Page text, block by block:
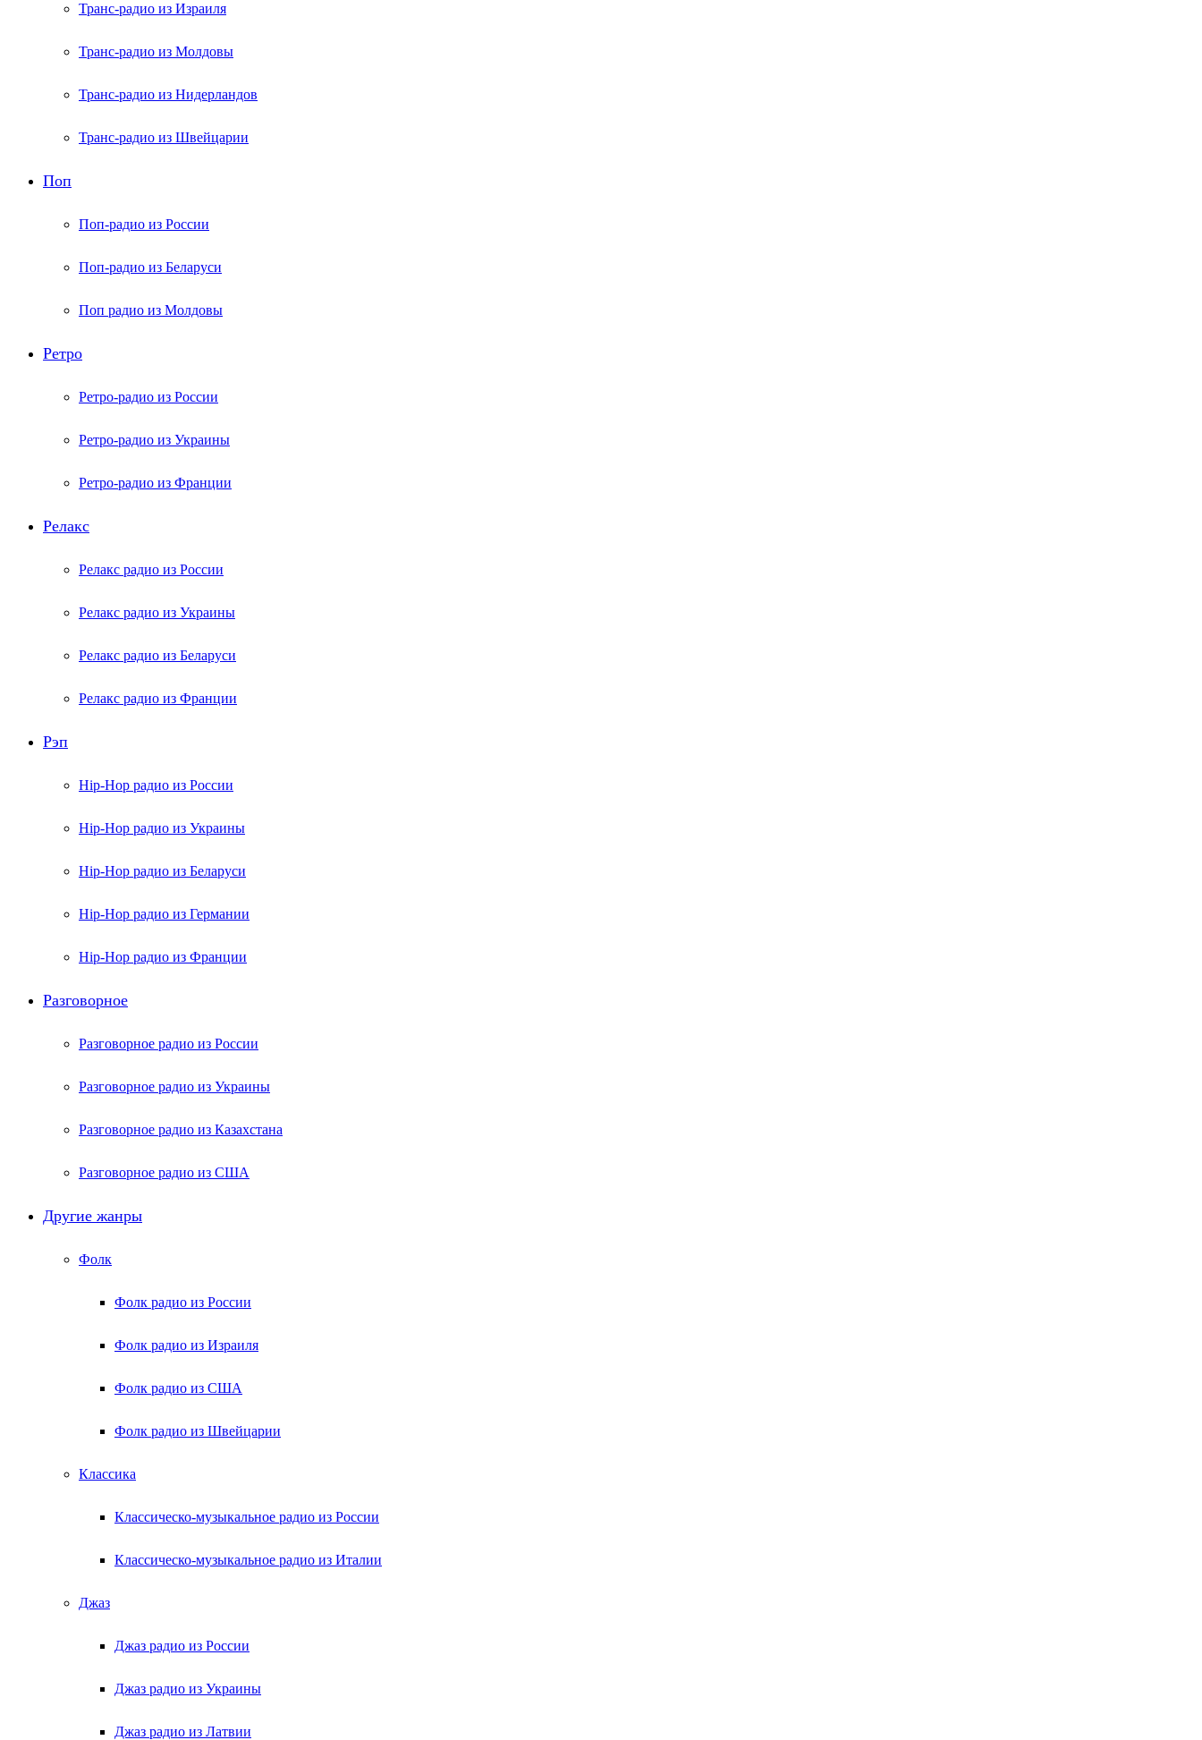
Транс-радио из Израиля
Транс-радио из Молдовы
Транс-радио из Нидерландов
Транс-радио из Швейцарии
Поп
Поп-радио из России
Поп-радио из Беларуси
Поп радио из Молдовы
Ретро
Ретро-радио из России
Ретро-радио из Украины
Ретро-радио из Франции
Релакс
Релакс радио из России
Релакс радио из Украины
Релакс радио из Беларуси
Релакс радио из Франции
Рэп
Hip-Hop радио из России
Hip-Hop радио из Украины
Hip-Hop радио из Беларуси
Hip-Hop радио из Германии
Hip-Hop радио из Франции
Разговорное
Разговорное радио из России
Разговорное радио из Украины
Разговорное радио из Казахстана
Разговорное радио из США
Другие жанры
Фолк
Фолк радио из России
Фолк радио из Израиля
Фолк радио из США
Фолк радио из Швейцарии
Классика
Классическо-музыкальное радио из России
Классическо-музыкальное радио из Италии
Джаз
Джаз радио из России
Джаз радио из Украины
Джаз радио из Латвии